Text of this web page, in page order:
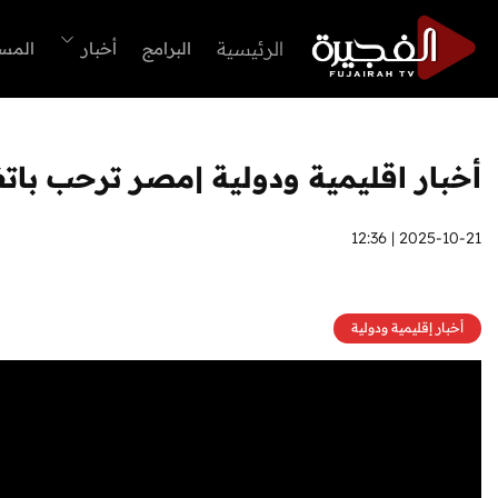
الرئيسية البرامج أخبار
أخبار اقليمية ودولية |مصر ترحب
2025-10-21 | 12:36
أخبار إقليمية ودولية